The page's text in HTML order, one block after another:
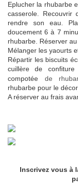
Eplucher la rhubarbe
casserole.
rendre son eau.
doucement 6 à 7
rhubarbe. Réserver au
Mélanger les yaourts
Répartir les biscuits
cuillère de
compotée de
rhubarbe pour le
A réserver au frais
Inscrivez vous à